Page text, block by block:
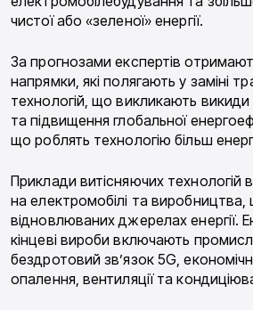
чистої або «зеленої» енергії.
За прогнозами експертів
напрямки, які полягають у заміні
технологій, що викликають викиди
та підвищення глобальної
що роблять технологію більш
Приклади витісняючих технологій
на електромобілі та
відновлюваних джерелах енергії.
кінцеві вироби включають
бездротовий зв’язок 5G,
опалення, вентиляції та